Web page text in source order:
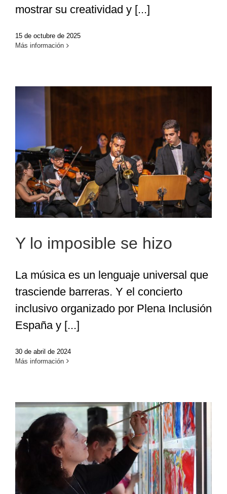
mostrar su creatividad y [...]
15 de octubre de 2025
Más información
Y lo imposible se hizo
Y lo imposible se hizo
La música es un lenguaje universal que
trasciende barreras. Y el concierto
inclusivo organizado por Plena Inclusión
España y [...]
30 de abril de 2024
Más información
Encuentros inclusivos:
generamos conexiones a través
del arte